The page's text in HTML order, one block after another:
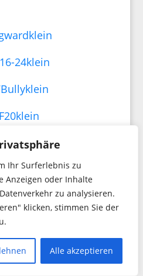
Ihr Surferlebnis zu
Anzeigen oder Inhalte
zu analysieren.
klicken, stimmen Sie der
Alle akzeptieren